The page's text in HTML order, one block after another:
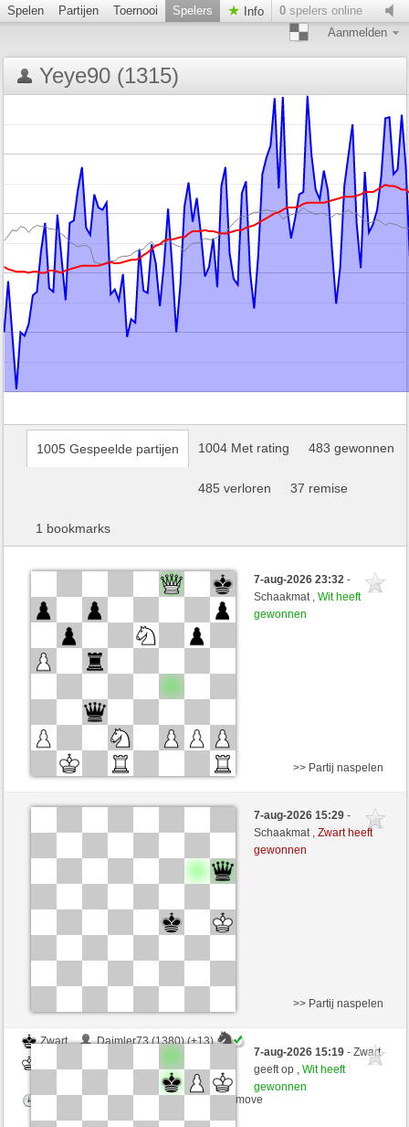
Spelen Partijen Toernooi Spelers Info 0 spelers online
Aanmelden
Yeye90 (1315)
1005 Gespeelde partijen 1004 Met rating 483 gewonnen
485 verloren 37 remise
1 bookmarks
7-aug-2026 23:32-
Schaakmat ,Wit heeft
gewonnen
Zwart
Fantomas1870 (1317) (-17)
Speelduur: 6 minutes/side + 3 seconds/move
>> Partij naspelen
7-aug-2026 15:29-
Schaakmat ,Zwart heeft
gewonnen
Zwart
Daimler73 (1380) (+13)
Yeye90 (1311) (-13)
Speelduur: 6 minutes/side + 3 seconds/move
>> Partij naspelen
7-aug-2026 15:19- Zwart
geeft op ,Wit heeft
gewonnen